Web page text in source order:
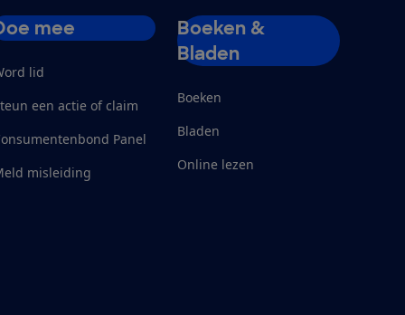
mee
lid
een actie of claim
Panel
misleiding
Boeken &
Bladen
Boeken
Bladen
Online lezen